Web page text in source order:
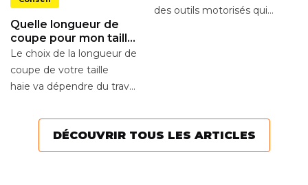
Quelle longueur de
coupe pour mon taille-
haies ?
Le choix de la longueur de
coupe de votre taille
haie va dépendre du travail
haies à...
des outils motorisés qui
DÉCOUVRIR TOUS LES ARTICLES